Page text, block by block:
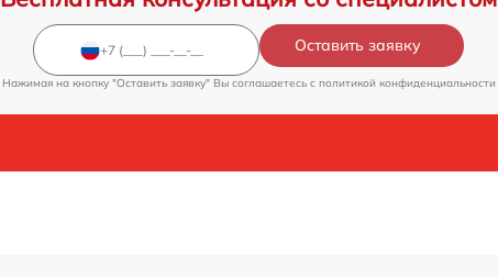
Оставить заявку
Нажимая на кнопку "Оставить заявку" Вы соглашаетесь c политикой конфиденциальности